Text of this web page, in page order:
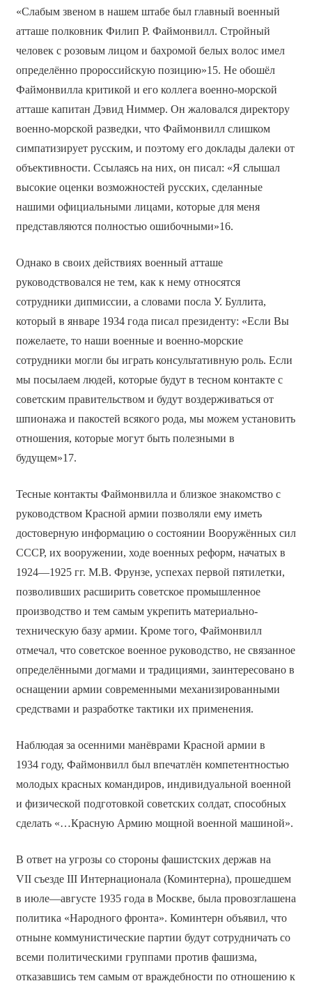
«Слабым звеном в нашем штабе был главный военный
атташе полковник Филип Р. Файмонвилл. Стройный
человек с розовым лицом и бахромой белых волос имел
определённо пророссийскую позицию»15. Не обошёл
Файмонвилла критикой и его коллега военно-морской
атташе капитан Дэвид Ниммер. Он жаловался директору
военно-морской разведки, что Файмонвилл слишком
симпатизирует русским, и поэтому его доклады далеки от
объективности. Ссылаясь на них, он писал: «Я слышал
высокие оценки возможностей русских, сделанные
нашими официальными лицами, которые для меня
представляются полностью ошибочными»16.
Однако в своих действиях военный атташе
руководствовался не тем, как к нему относятся
сотрудники дипмиссии, а словами посла У. Буллита,
который в январе 1934 года писал президенту: «Если Вы
пожелаете, то наши военные и военно-морские
сотрудники могли бы играть консультативную роль. Если
мы посылаем людей, которые будут в тесном контакте с
советским правительством и будут воздерживаться от
шпионажа и пакостей всякого рода, мы можем установить
отношения, которые могут быть полезными в
будущем»17.
Тесные контакты Файмонвилла и близкое знакомство с
руководством Красной армии позволяли ему иметь
достоверную информацию о состоянии Вооружённых сил
СССР, их вооружении, ходе военных реформ, начатых в
1924—1925 гг. М.В. Фрунзе, успехах первой пятилетки,
позволивших расширить советское промышленное
производство и тем самым укрепить материально-
техническую базу армии. Кроме того, Файмонвилл
отмечал, что советское военное руководство, не связанное
определёнными догмами и традициями, заинтересовано в
оснащении армии современными механизированными
средствами и разработке тактики их применения.
Наблюдая за осенними манёврами Красной армии в
1934 году, Файмонвилл был впечатлён компетентностью
молодых красных командиров, индивидуальной военной
и физической подготовкой советских солдат, способных
сделать «…Красную Армию мощной военной машиной».
В ответ на угрозы со стороны фашистских держав на
VII съезде III Интернационала (Коминтерна), прошедшем
в июле—августе 1935 года в Москве, была провозглашена
политика «Народного фронта». Коминтерн объявил, что
отныне коммунистические партии будут сотрудничать со
всеми политическими группами против фашизма,
отказавшись тем самым от враждебности по отношению к